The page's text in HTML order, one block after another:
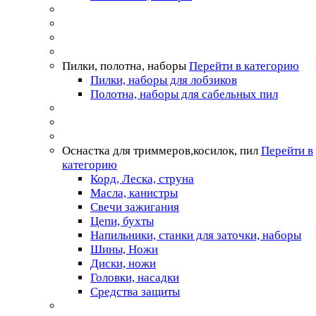
Пилки, полотна, наборы Перейти в категорию
Пилки, наборы для лобзиков
Полотна, наборы для сабельных пил
Оснастка для триммеров,косилок, пил Перейти в
категорию
Корд, Леска, струна
Масла, канистры
Свечи зажигания
Цепи, бухты
Напильники, станки для заточки, наборы
Шины, Ножи
Диски, ножи
Головки, насадки
Средства защиты